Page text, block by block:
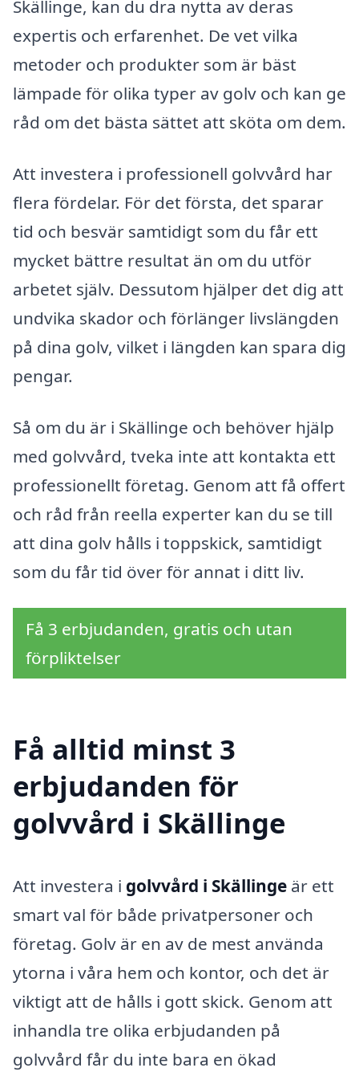
Skällinge, kan du dra nytta av deras
expertis och erfarenhet. De vet vilka
metoder och produkter som är bäst
lämpade för olika typer av golv och kan ge
råd om det bästa sättet att sköta om dem.
Att investera i professionell golvvård har
flera fördelar. För det första, det sparar
tid och besvär samtidigt som du får ett
mycket bättre resultat än om du utför
arbetet själv. Dessutom hjälper det dig att
undvika skador och förlänger livslängden
på dina golv, vilket i längden kan spara dig
pengar.
Så om du är i Skällinge och behöver hjälp
med golvvård, tveka inte att kontakta ett
professionellt företag. Genom att få offert
och råd från reella experter kan du se till
att dina golv hålls i toppskick, samtidigt
som du får tid över för annat i ditt liv.
Få 3 erbjudanden, gratis och utan
förpliktelser
Få alltid minst 3
erbjudanden för
golvvård i Skällinge
Att investera i golvvård i Skällinge är ett
smart val för både privatpersoner och
företag. Golv är en av de mest använda
ytorna i våra hem och kontor, och det är
viktigt att de hålls i gott skick. Genom att
inhandla tre olika erbjudanden på
golvvård får du inte bara en ökad